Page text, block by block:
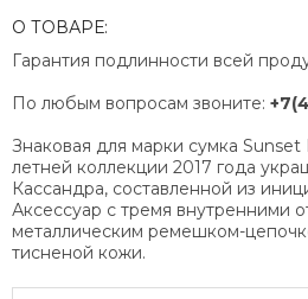
О ТОВАРЕ:
Гарантия подлинности всей
По любым вопросам звоните:
Знаковая для марки сумка
летней коллекции 2017 года
Кассандра, составленной из
Аксессуар с тремя внутренними
металлическим ремешком-
тисненой кожи.